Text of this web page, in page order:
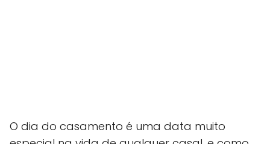
O dia do casamento é uma data muito